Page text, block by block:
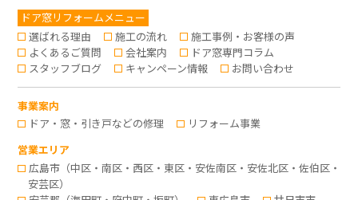
ドア窓リフォームメニュー
選ばれる理由
施工の流れ
施工事例・お客様の声
よくあるご質問
会社案内
ドア窓専門コラム
スタッフブログ
キャンペーン情報 お問い合わせ
事業案内
ドア・窓・引き戸などの修理
リフォーム事業
営業エリア
広島市（中区・南区・西区・東区・安佐南区・安佐北区・佐伯区・
安芸区）